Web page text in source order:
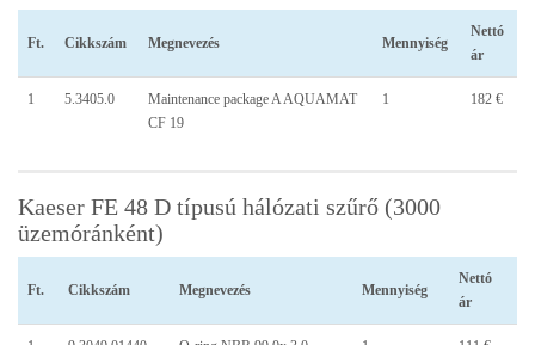
Ft. Cikkszám Megnevezés Mennyiség
Nettó
ár
1 5.3405.0
Maintenance package A AQUAMAT
CF 19
1 182 €
Kaeser FE 48 D típusú hálózati szűrő (3000
üzemóránként)
Ft. Cikkszám Megnevezés Mennyiség
Nettó
ár